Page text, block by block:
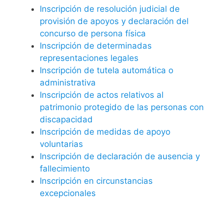
Inscripción de resolución judicial de
provisión de apoyos y declaración del
concurso de persona física
Inscripción de determinadas
representaciones legales
Inscripción de tutela automática o
administrativa
Inscripción de actos relativos al
patrimonio protegido de las personas con
discapacidad
Inscripción de medidas de apoyo
voluntarias
Inscripción de declaración de ausencia y
fallecimiento
Inscripción en circunstancias
excepcionales